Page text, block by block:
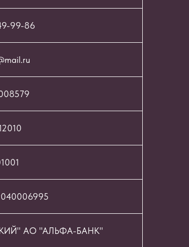
99-86
АО "АЛЬФА-БАНК"